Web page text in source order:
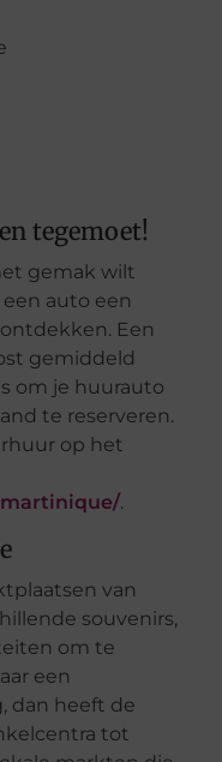
tegemoet!
gemak wilt
auto een
Een
gemiddeld
om je huurauto
te reserveren.
op het
.
van
souvenirs,
om te
een
dan heeft de
tot